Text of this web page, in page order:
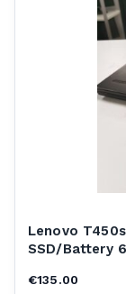
Lenovo
SSD/Battery
€135.00